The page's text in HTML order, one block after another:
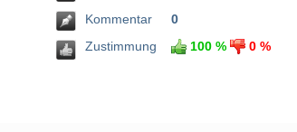
Kommentar
Zustimmung
0
100 %
0 %